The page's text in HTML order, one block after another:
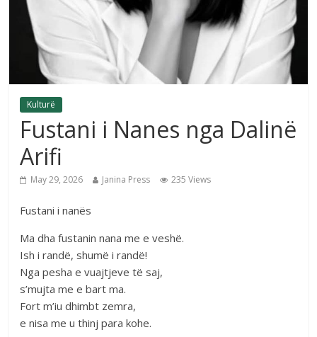
Kulturë
Fustani i Nanes nga Dalinë
Arifi
May 29, 2026 Janina Press 235 Views
Fustani i nanës
Ma dha fustanin nana me e veshë.
Ish i randë, shumë i randë!
Nga pesha e vuajtjeve të saj,
s’mujta me e bart ma.
Fort m’iu dhimbt zemra,
e nisa me u thinj para kohe.